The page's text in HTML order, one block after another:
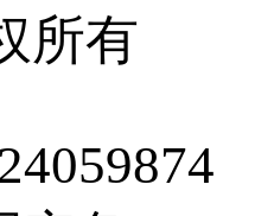
所有